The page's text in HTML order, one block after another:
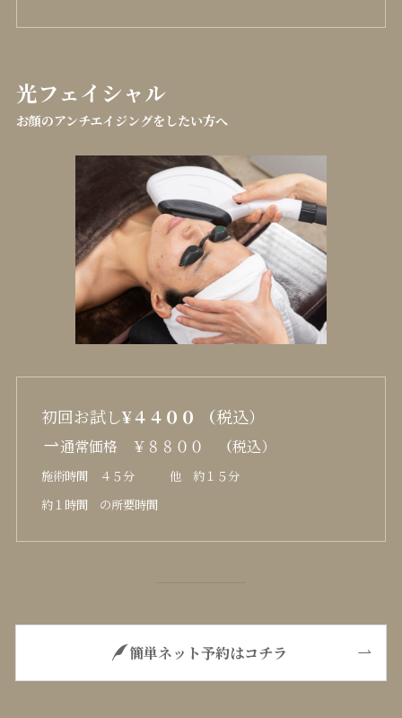
光フェイシャル
お顔のアンチエイジングをしたい方へ
初回お試し¥４４００ （税込）
通常価格 ￥８８００ （税込）
施術時間 ４５分 他 約１５分
約１時間 の所要時間
簡単ネット予約はコチラ